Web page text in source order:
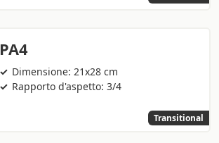
PA4
Dimensione: 21x28 cm
Rapporto d'aspetto: 3/4
Transitional